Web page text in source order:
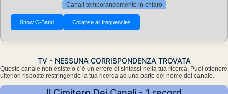
Canali temporaneamente in chiaro
TV - NESSUNA CORRISPONDENZA TROVATA
Questo canale non esiste o c´è un errore di sintassi nella tua ricerca. Puoi ottenere
ulteriori risposte restringendo la tua ricerca ad una parte del nome del canale.